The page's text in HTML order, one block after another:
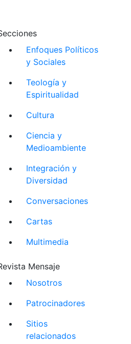
Enfoques Políticos
y Sociales
Teología y
Espiritualidad
Cultura
Ciencia y
Medioambiente
Integración y
Diversidad
Conversaciones
Cartas
Multimedia
Mensaje
Nosotros
Patrocinadores
Sitios
relacionados